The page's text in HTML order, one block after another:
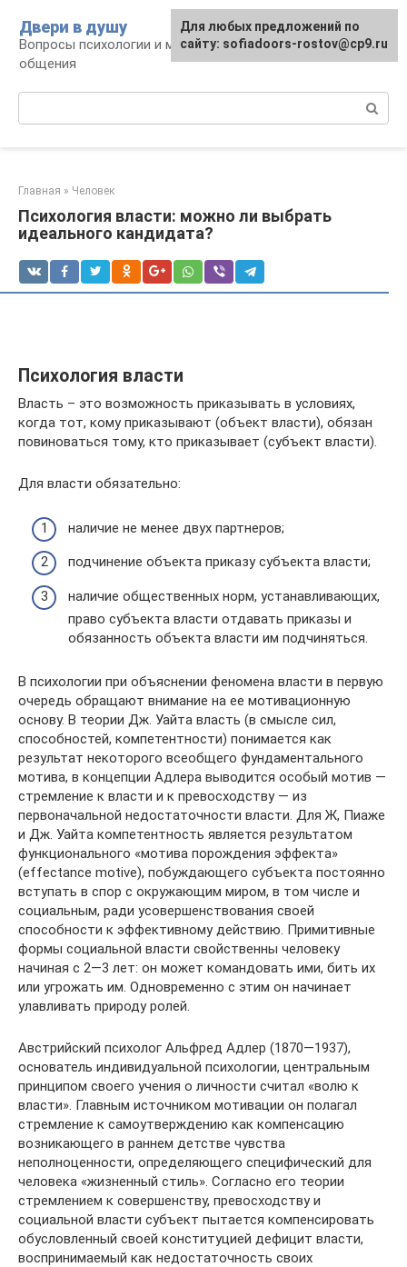
контенту
Двери в душу
Вопросы психологии и межличностного
общения
Главная » Человек
Психология власти: можно ли выбрать
идеального кандидата?
Психология власти
Власть – это возможность приказывать в условиях,
когда тот, кому приказывают (объект власти), обязан
повиноваться тому, кто приказывает (субъект власти).
Для власти обязательно:
наличие не менее двух партнеров;
подчинение объекта приказу субъекта власти;
наличие общественных норм, устанавливающих,
право субъекта власти отдавать приказы и
обязанность объекта власти им подчиняться.
В психологии при объяснении феномена власти в первую
очередь обращают внимание на ее мотивационную
основу. В теории Дж. Уайта власть (в смысле сил,
способностей, компетентности) понимается как
результат некоторого всеобщего фундаментального
мотива, в концепции Адлера выводится особый мотив —
стремление к власти и к превосходству — из
первоначальной недостаточности власти. Для Ж, Пиаже
и Дж. Уайта компетентность является результатом
функционального «мотива порождения эффекта»
(effectance motive), побуждающего субъекта постоянно
вступать в спор с окружающим миром, в том числе и
социальным, ради усовершенствования своей
способности к эффективному действию. Примитивные
формы социальной власти свойственны человеку
начиная с 2—3 лет: он может командовать ими, бить их
или угрожать им. Одновременно с этим он начинает
улавливать природу ролей.
Австрийский психолог Альфред Адлер (1870—1937),
основатель индивидуальной психологии, центральным
принципом своего учения о личности считал «волю к
власти». Главным источником мотивации он полагал
стремление к самоутверждению как компенсацию
возникающего в раннем детстве чувства
неполноценности, определяющего специфический для
человека «жизненный стиль». Согласно его теории
стремлением к совершенству, превосходству и
социальной власти субъект пытается компенсировать
обусловленный своей конституцией дефицит власти,
воспринимаемый как недостаточность своих
Для любых предложений по
сайту: sofiadoors-rostov@cp9.ru